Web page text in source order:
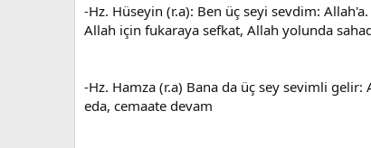
-Hz. Hüseyin (r.a): Ben üç seyi sevdim:
Allah için fukaraya sefkat, Allah yolunda
-Hz. Hamza (r.a) Bana da üç sey sevimli gelir:
eda, cemaate devam